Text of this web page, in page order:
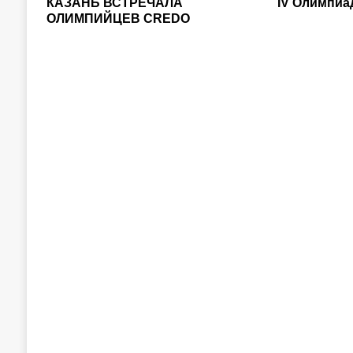
КАЗАНЬ ВСТРЕЧАЛА
ОЛИМПИЙЦЕВ CREDO
IV